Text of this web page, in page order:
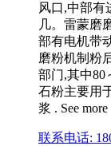
风口,中部有
几。雷蒙磨
部有电机带
磨粉机制粉
部门,其中80
石粉主要用
浆 . See more
联系电话: